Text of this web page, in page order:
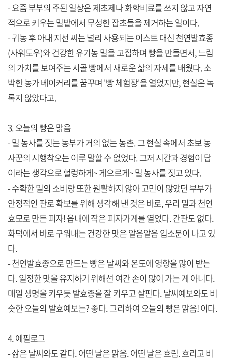
- 요즘 부부의 주된 일상은 제초제나 화학비료를 쓰지 않고 자연
적으로 키우는 밀밭에서 무성한 잡초들을 제거하는 일이다.
- 귀농 후 아내 지선 씨는 널리 사용되는 이스트 대신 천연발효종
(사워도우)와 건강한 유기농 밀을 고집하며 빵을 만들면서, 느림
의 가치를 보여주는 시골 빵에서 새로운 삶의 자세를 배웠다. 소
박한 농가 베이커리를 꿈꾸며 '빵 체험장'을 열었지만, 현실은 녹
록지 않았다고.
3. 오늘의 빵은 맑음
- 밀 농사를 짓는 농부가 거의 없는 농촌. 그 현실 속에서 초보 농
사꾼의 시행착오는 이루 말할 수 없었다. 그저 시간과 경험이 답
이라는 생각으로 헐렁하게~ 게으르게~ 밀 농사를 짓고 있다.
- 수확한 밀의 소비량 또한 원활하지 않아 고민이 많았던 부부가
안정적인 판로 확보를 위해 생각해 낸 것은 바로, 우리 밀과 천연
효모로 만든 피자! 읍내에 작은 피자가게를 열었다. 간판도 없다.
화덕에서 바로 구워내는 건강한 맛은 알음알음 입소문이 나고 있
다.
- 천연발효종으로 만드는 빵은 날씨와 온도에 영향을 많이 받는
다. 일정한 맛을 유지하기 위해선 여간 손이 많이 가는 게 아니다.
매일 생명을 키우듯 발효종을 잘 키우고 살핀다. 날씨예보와도 비
슷한 오늘의 발효예보는? 좋다. 그리하여 오늘의 빵은 맑음! 이다.
4. 에필로그
- 삶은 날씨와도 같다. 어떤 날은 맑음. 어떤 날은 흐림. 흐리고 비